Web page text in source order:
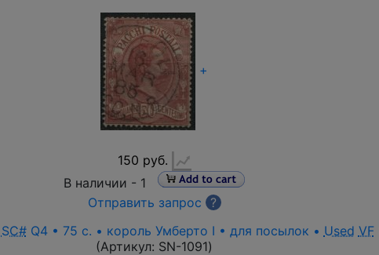
+
150 руб.
В наличии - 1
Отправить запрос
?
SC#Q4 • 75 c. • король Умберто I • для посылок • Used VF
(Артикул: SN-1091)